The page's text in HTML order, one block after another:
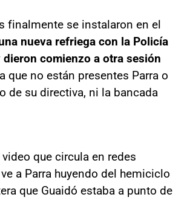
finalmente se instalaron en el
nueva refriega con la Policía
comienzo a otra sesión
que no están presentes Parra o
de su directiva, ni la bancada
que circula en redes
a Parra huyendo del hemiciclo
que Guaidó estaba a punto de